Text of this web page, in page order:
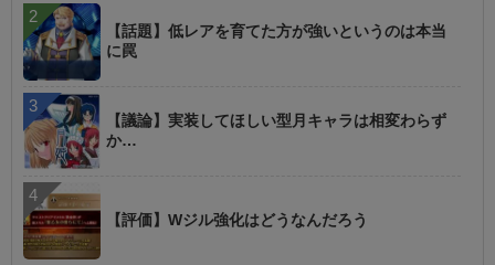
【話題】低レアを育てた方が強いというのは本当
に罠
【議論】実装してほしい型月キャラは相変わらず
か…
【評価】Wジル強化はどうなんだろう